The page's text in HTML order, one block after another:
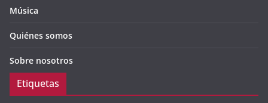
Música
Quiénes somos
Sobre nosotros
Etiquetas